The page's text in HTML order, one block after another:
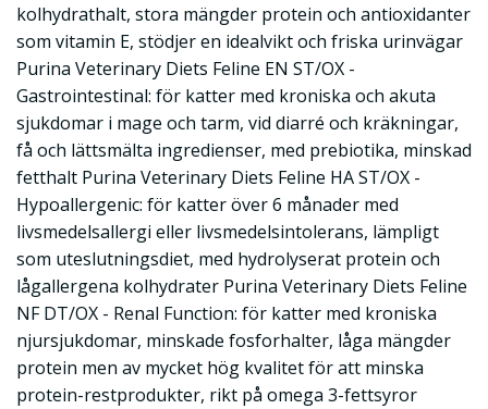
kolhydrathalt, stora mängder protein och antioxidanter
som vitamin E, stödjer en idealvikt och friska urinvägar
Purina Veterinary Diets Feline EN ST/OX -
Gastrointestinal: för katter med kroniska och akuta
sjukdomar i mage och tarm, vid diarré och kräkningar,
få och lättsmälta ingredienser, med prebiotika, minskad
fetthalt Purina Veterinary Diets Feline HA ST/OX -
Hypoallergenic: för katter över 6 månader med
livsmedelsallergi eller livsmedelsintolerans, lämpligt
som uteslutningsdiet, med hydrolyserat protein och
lågallergena kolhydrater Purina Veterinary Diets Feline
NF DT/OX - Renal Function: för katter med kroniska
njursjukdomar, minskade fosforhalter, låga mängder
protein men av mycket hög kvalitet för att minska
protein-restprodukter, rikt på omega 3-fettsyror